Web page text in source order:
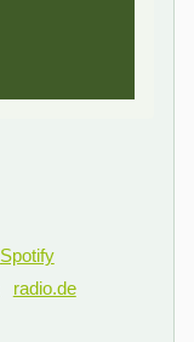
Spotify
radio.de